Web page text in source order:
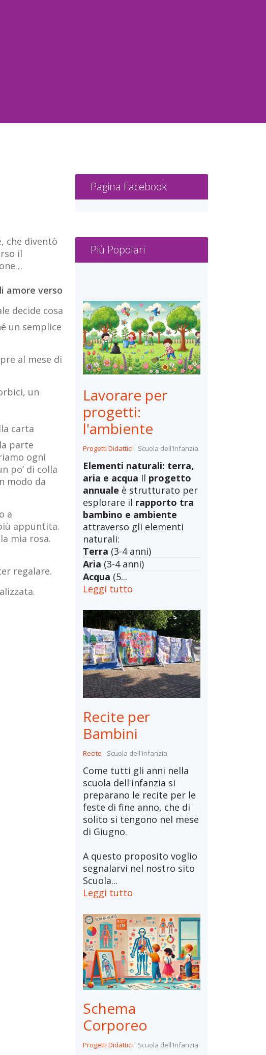
che diventò
il
amore verso
decide cosa
un semplice
al mese di
un
carta
parte
ogni
po’ di colla
modo da
a
appuntita.
mia rosa.
regalare.
Pagina Facebook
Più Popolari
Lavorare per
progetti:
l'ambiente
Progetti Didattici Scuola dell'Infanzia
Elementi naturali: terra,
aria e acqua Il progetto
annuale è strutturato per
esplorare il rapporto tra
bambino e ambiente
attraverso gli elementi
naturali:
Terra (3-4 anni)
Aria (3-4 anni)
Acqua (5...
Leggi tutto
Recite per
Bambini
Recite Scuola dell'Infanzia
Come tutti gli anni nella
scuola dell'infanzia si
preparano le recite per le
feste di fine anno, che di
solito si tengono nel mese
di Giugno.
A questo proposito voglio
segnalarvi nel nostro sito
Scuola...
Leggi tutto
Schema
Corporeo
Progetti Didattici Scuola dell'Infanzia